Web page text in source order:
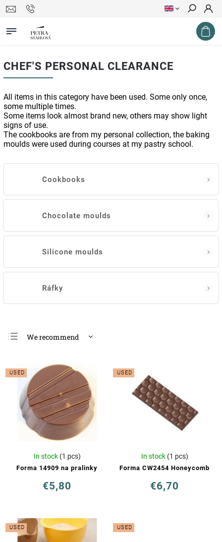
Search
CHEF'S PERSONAL CLEARANCE
All items in this category have been used. Some only once,
some multiple times.
Some items look almost brand new, others may show light
signs of use.
The cookbooks are from my personal collection, the baking
moulds were used during courses at my pastry school.
Cookbooks
Chocolate moulds
Silicone moulds
Ráfky
We recommend
Most expensive
Bestsellers
Alphabetically
USED
Forma 14909 na pralinky
In stock (1 pcs)
€5,80
USED
Forma CW2454 Honeycomb
In stock (1 pcs)
€6,70
USED USED